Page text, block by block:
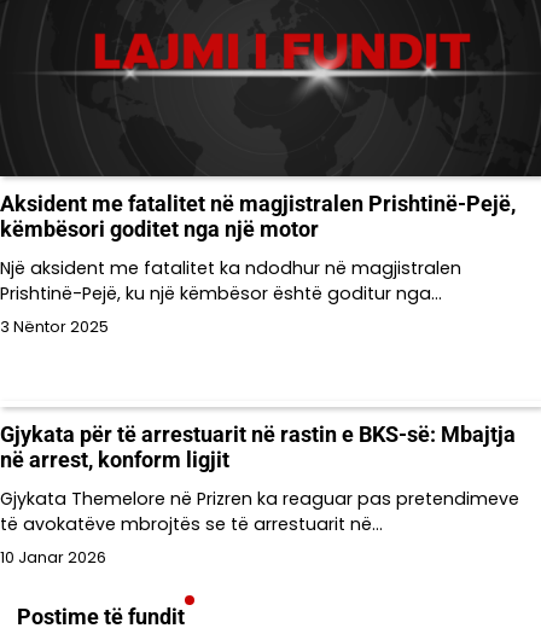
Aksident me fatalitet në magjistralen Prishtinë-Pejë,
këmbësori goditet nga një motor
Një aksident me fatalitet ka ndodhur në magjistralen
Prishtinë-Pejë, ku një këmbësor është goditur nga…
3 Nëntor 2025
Gjykata për të arrestuarit në rastin e BKS-së: Mbajtja
në arrest, konform ligjit
Gjykata Themelore në Prizren ka reaguar pas pretendimeve
të avokatëve mbrojtës se të arrestuarit në…
10 Janar 2026
Postime të fundit